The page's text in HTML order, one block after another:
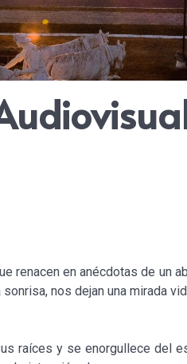
renacen en anécdotas de un
nos dejan una mirada
raíces y se enorgullece del